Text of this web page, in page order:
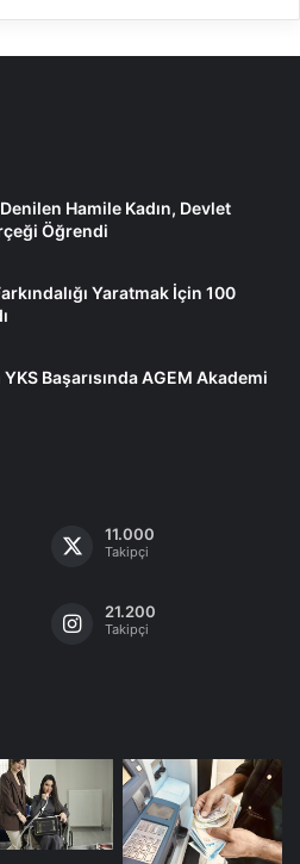
Hamile Kadın, Devlet
Öğrendi
Yaratmak İçin 100
Başarısında AGEM Akademi
11.000
Takipçi
21.200
Takipçi